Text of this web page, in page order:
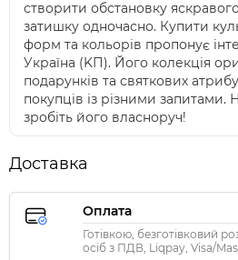
створити обстановку
затишку одночасно. Купити
форм та кольорів пропонує
Україна (KП). Його колекція
подарунків та святкових
покупців із різними запитами.
зробіть його власноруч!
Доставка
Оплата
Готівкою, безготівковий
осіб з ПДВ, Liqpay, Visa/